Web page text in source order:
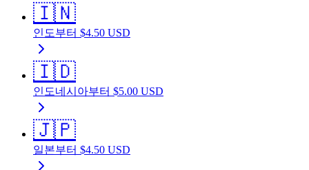
🇮🇳
인도부터 $4.50 USD
🇮🇩
인도네시아부터 $5.00 USD
🇯🇵
일본부터 $4.50 USD